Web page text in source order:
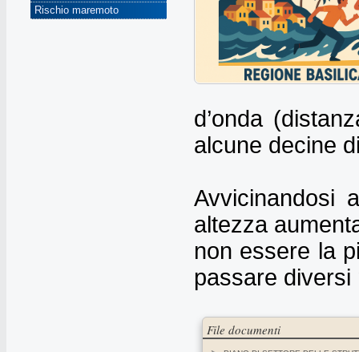
Rischio maremoto
d’onda
alcune decine
Avvicinandosi
altezza
non essere la
passare diversi
File documenti